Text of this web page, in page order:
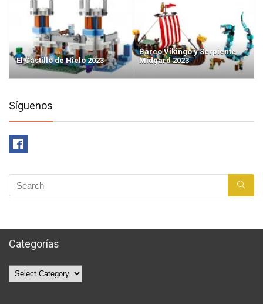
El Castillo de Hielo 2023
Barco Vikingo y Serpiente
Midgard 2023
Síguenos
Categorías
Categorías